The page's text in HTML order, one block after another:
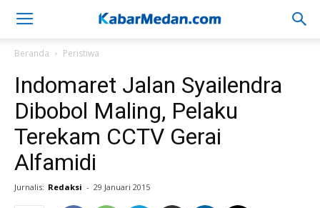
Beranda Peristiwa
Indomaret Jalan Syailendra
Dibobol Maling, Pelaku
Terekam CCTV Gerai
Alfamidi
Jurnalis: Redaksi - 29 Januari 2015